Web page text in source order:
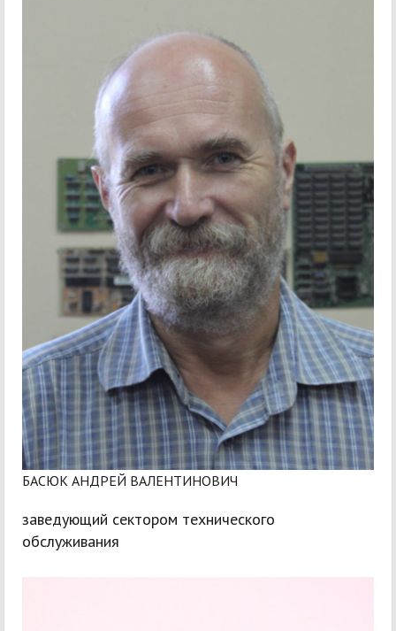
БАСЮК АНДРЕЙ ВАЛЕНТИНОВИЧ
заведующий сектором технического
обслуживания